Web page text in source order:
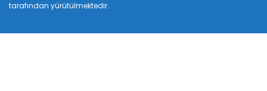
tarafından yürütülmektedir.